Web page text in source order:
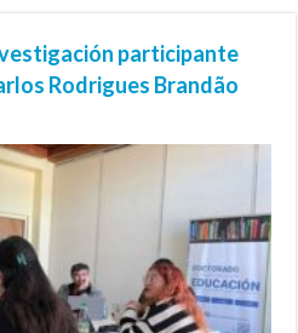
participante
Rodrigues Brandão